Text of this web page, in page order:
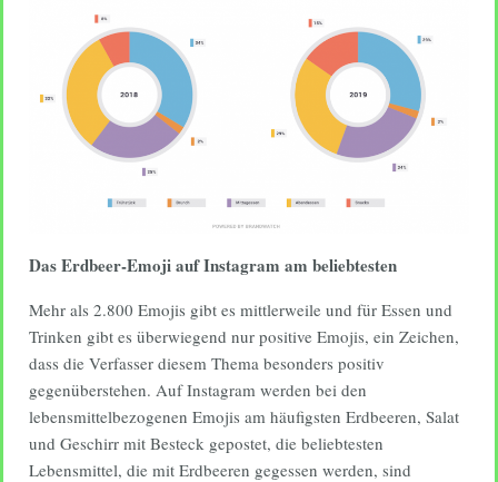
Das Erdbeer-Emoji auf Instagram am beliebtesten
Mehr als 2.800 Emojis gibt es mittlerweile und für Essen und
Trinken gibt es überwiegend nur positive Emojis, ein Zeichen,
dass die Verfasser diesem Thema besonders positiv
gegenüberstehen. Auf Instagram werden bei den
lebensmittelbezogenen Emojis am häufigsten Erdbeeren, Salat
und Geschirr mit Besteck gepostet, die beliebtesten
Lebensmittel, die mit Erdbeeren gegessen werden, sind